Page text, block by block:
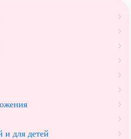
и для детей